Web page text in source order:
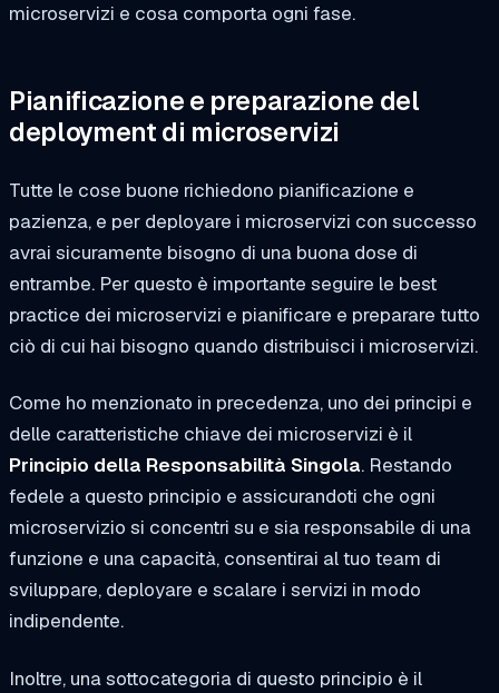
microservizi e cosa comporta ogni fase.
Pianificazione e preparazione del
deployment di microservizi
Tutte le cose buone richiedono pianificazione e
pazienza, e per deployare i microservizi con successo
avrai sicuramente bisogno di una buona dose di
entrambe. Per questo è importante seguire le best
practice dei microservizi e pianificare e preparare tutto
ciò di cui hai bisogno quando distribuisci i microservizi.
Come ho menzionato in precedenza, uno dei principi e
delle caratteristiche chiave dei microservizi è il
Principio della Responsabilità Singola. Restando
fedele a questo principio e assicurandoti che ogni
microservizio si concentri su e sia responsabile di una
funzione e una capacità, consentirai al tuo team di
sviluppare, deployare e scalare i servizi in modo
indipendente.
Inoltre, una sottocategoria di questo principio è il